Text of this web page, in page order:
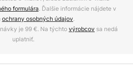
formulára. Ďalšie informácie nájdete v
ochrany osobných údajov.
je 99 €. Na týchtovýrobcov sa nedá
uplatniť.